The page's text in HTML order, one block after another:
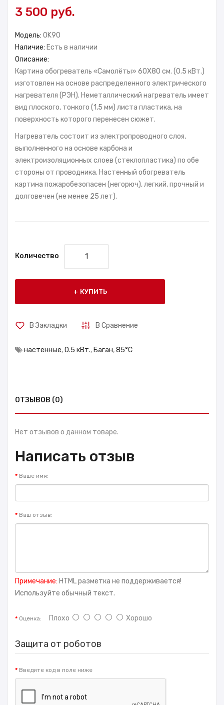
3 500 руб.
Модель: OK90
Наличие: Есть в наличии
Описание:
Картина обогреватель «Самолёты» 60X80 см. (0.5 кВт.)
изготовлен на основе распределенного электрического
нагревателя (РЭН). Неметаллический нагреватель имеет
вид плоского, тонкого (1,5 мм) листа пластика, на
поверхность которого перенесен сюжет.
Нагреватель состоит из электропроводного слоя,
выполненного на основе карбона и
электроизоляционных слоев (стеклопластика) по обе
стороны от проводника. Настенный обогреватель
картина пожаробезопасен (негорюч), легкий, прочный и
долговечен (не менее 25 лет).
Количество
КУПИТЬ
В Закладки В Сравнение
настенные,0.5 кВт., Баган,85°С
ОТЗЫВОВ (0)
Нет отзывов о данном товаре.
Написать отзыв
Ваше имя:
Ваш отзыв:
Примечание: HTML разметка не поддерживается!
Используйте обычный текст.
Оценка: Плохо Хорошо
Защита от роботов
Введите код в поле ниже